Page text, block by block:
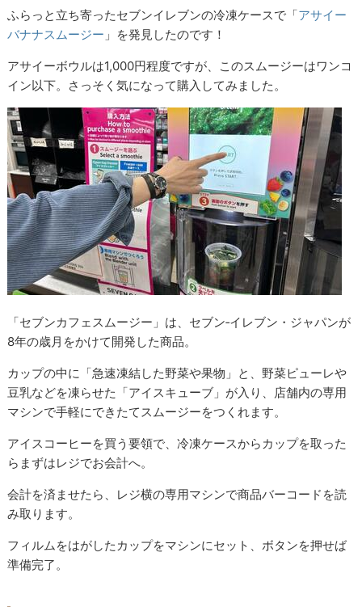
ふらっと立ち寄ったセブンイレブンの冷凍ケースで「アサイー
バナナスムージー 」を発見したのです！
アサイーボウルは1,000円程度ですが、このスムージーはワンコ
イン以下。さっそく気になって購入してみました。
「セブンカフェスムージー」は、セブン‐イレブン・ジャパンが
8年の歳月をかけて開発した商品。
カップの中に「急速凍結した野菜や果物」と、野菜ピューレや
豆乳などを凍らせた「アイスキューブ」が入り、店舗内の専用
マシンで手軽にできたてスムージーをつくれます。
アイスコーヒーを買う要領で、冷凍ケースからカップを取った
らまずはレジでお会計へ。
会計を済ませたら、レジ横の専用マシンで商品バーコードを読
み取ります。
フィルムをはがしたカップをマシンにセット、ボタンを押せば
準備完了。